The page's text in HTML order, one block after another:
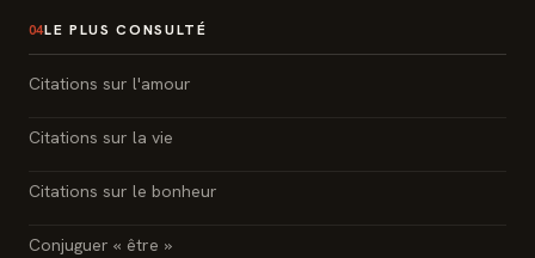
04LE PLUS CONSULTÉ
Citations sur l'amour
Citations sur la vie
Citations sur le bonheur
Conjuguer « être »